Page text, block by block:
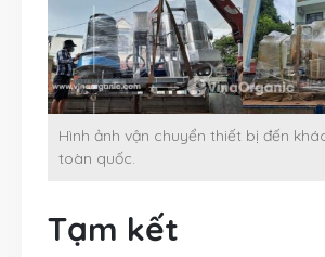
Hình ảnh vận chuyển thiết bị đến
toàn quốc.
Tạm kết